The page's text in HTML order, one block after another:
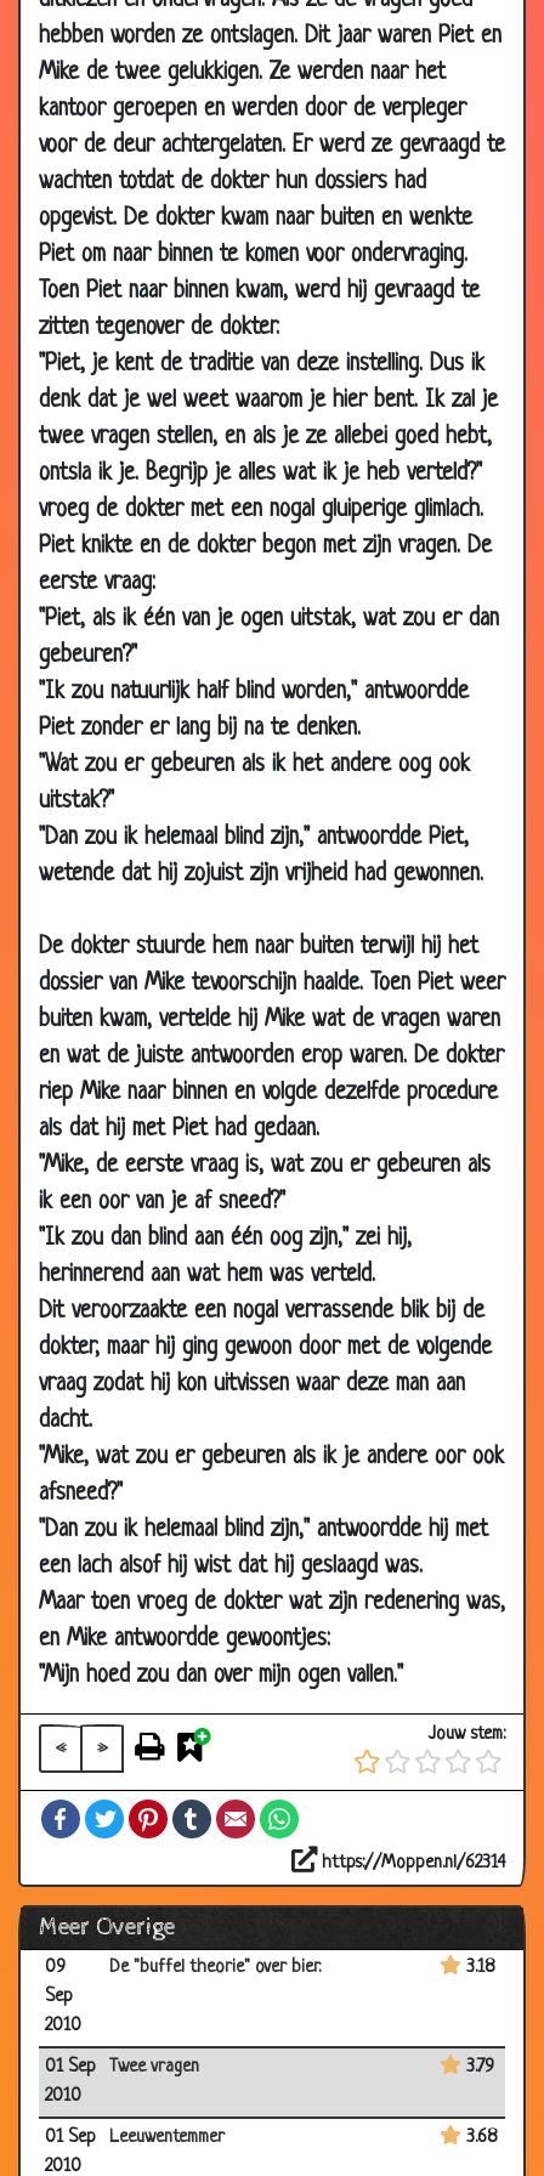
hebben worden ze ontslagen. Dit jaar waren Piet en
Mike de twee gelukkigen. Ze werden naar het
kantoor geroepen en werden door de verpleger
voor de deur achtergelaten. Er werd ze gevraagd te
wachten totdat de dokter hun dossiers had
opgevist. De dokter kwam naar buiten en wenkte
Piet om naar binnen te komen voor ondervraging.
Toen Piet naar binnen kwam, werd hij gevraagd te
zitten tegenover de dokter.
"Piet, je kent de traditie van deze instelling. Dus ik
denk dat je wel weet waarom je hier bent. Ik zal je
twee vragen stellen, en als je ze allebei goed hebt,
ontsla ik je. Begrijp je alles wat ik je heb verteld?"
vroeg de dokter met een nogal gluiperige glimlach.
Piet knikte en de dokter begon met zijn vragen. De
eerste vraag:
"Piet, als ik één van je ogen uitstak, wat zou er dan
gebeuren?"
"Ik zou natuurlijk half blind worden," antwoordde
Piet zonder er lang bij na te denken.
"Wat zou er gebeuren als ik het andere oog ook
uitstak?"
"Dan zou ik helemaal blind zijn," antwoordde Piet,
wetende dat hij zojuist zijn vrijheid had gewonnen.
De dokter stuurde hem naar buiten terwijl hij het
dossier van Mike tevoorschijn haalde. Toen Piet weer
buiten kwam, vertelde hij Mike wat de vragen waren
en wat de juiste antwoorden erop waren. De dokter
riep Mike naar binnen en volgde dezelfde procedure
als dat hij met Piet had gedaan.
"Mike, de eerste vraag is, wat zou er gebeuren als
ik een oor van je af sneed?"
"Ik zou dan blind aan één oog zijn," zei hij,
herinnerend aan wat hem was verteld.
Dit veroorzaakte een nogal verrassende blik bij de
dokter, maar hij ging gewoon door met de volgende
vraag zodat hij kon uitvissen waar deze man aan
dacht.
"Mike, wat zou er gebeuren als ik je andere oor ook
afsneed?"
"Dan zou ik helemaal blind zijn," antwoordde hij met
een lach alsof hij wist dat hij geslaagd was.
Maar toen vroeg de dokter wat zijn redenering was,
en Mike antwoordde gewoontjes:
"Mijn hoed zou dan over mijn ogen vallen."
« »
Jouw stem:
FacebookTwitterPinterestTumblrEmail
https://Moppen.nl/62314
Meer Overige
2010
02 Dec
2010
Een kadootje voor Elsje 2.90
30 Nov
2010
Hoe heet is het in de hel? 3.79
28 Nov
2010
Schaamte
11 Nov
2010
Biechten 3.04
11 Nov
2010
Geschikt voor de huishouding?
04 Nov
2010
Weddenschappen 3.83
04 Nov
2010
Pfffrrttt 2.62
03 Nov
2010
Papagaai 2.91
22 Oct
2010
Elkaar aftroeven 3.86
18 Oct
2010
Excuus 3.44
15 Oct
Veel soorten humor 3.25
13 Oct
Verschillende systemen
13 Oct
2010
2010
Reclame maken
13 Oct
2010
Gekke koeienziekte 3.63
06 Oct
2010
Ingenieurs in een auto 2.68
04 Oct
2010
Vervelend jongetje
29 Sep
2010
Hun grote trots 3.25
29 Sep
2010
Terug naar het dorp 3.70
26 Sep
2010
De slimste man ter wereld 3.14
25 Sep
2010
Arme mensen 3.76
14 Sep
2010
Duur grapje! 3.54
09
2010
Jagen
09
Sep
2010
Naar de bioscoop 3.56
2010
3.86
09
Sep
2010
De "buffel theorie" over bier. 3.18
01 Sep
2010
Twee vragen 3.79
01 Sep
2010
Leeuwentemmer 3.68